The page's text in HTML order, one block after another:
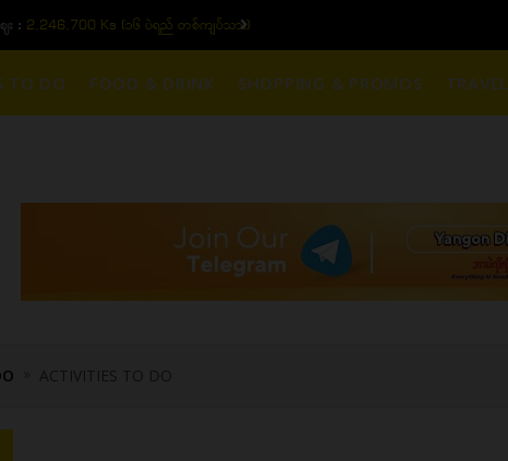
- ပြင်ပပေါက်စျေး (၁၆ ပဲရည် တစ်ကျပ်သား)
TO DO FOOD & DRINK SHOPPING & PROMOS TRAVEL
ACTIVITIES TO DO